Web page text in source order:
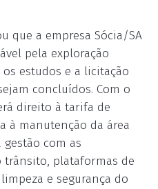
que a empresa Sócia/SA
pela exploração
estudos e a licitação
concluídos. Com o
direito à tarifa de
à manutenção da área
com as
trânsito, plataformas de
e segurança do